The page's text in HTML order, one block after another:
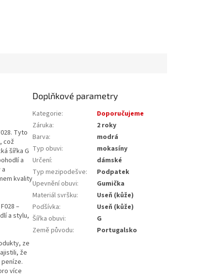
Tyto
což
šířka G
a
kvality
–
a stylu,
ze
že
více
Doplňkové parametry
Kategorie:
Doporučujeme
Záruka:
2 roky
Barva:
modrá
Typ obuvi:
mokasíny
Určení:
dámské
Typ mezipodešve:
Podpatek
Upevnění obuvi:
Gumička
Materiál svršku:
Useň (kůže)
Podšívka:
Useň (kůže)
Šířka obuvi:
G
Země původu: Portugalsko